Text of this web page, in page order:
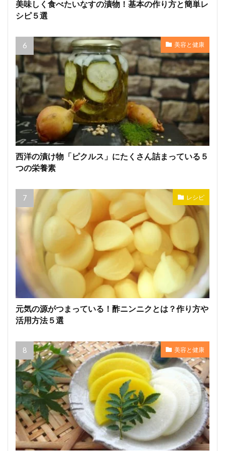
美味しく食べたいなすの漬物！基本の作り方と簡単レ
シピ５選
美容と健康
西洋の漬け物「ピクルス」にたくさん詰まっている５
つの栄養素
レシピ
元気の源がつまっている！酢ニンニクとは？作り方や
活用方法５選
美容と健康